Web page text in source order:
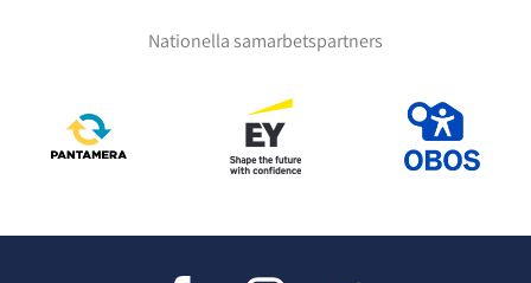
Nationella samarbetspartners